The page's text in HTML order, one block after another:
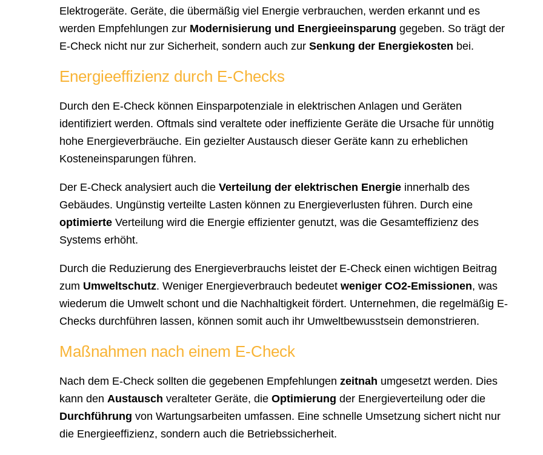
Elektrogeräte. Geräte, die übermäßig viel Energie verbrauchen, werden erkannt und es
werden Empfehlungen zur Modernisierung und Energieeinsparung gegeben. So trägt der
E-Check nicht nur zur Sicherheit, sondern auch zur Senkung der Energiekosten bei.
Energieeffizienz durch E-Checks
Durch den E-Check können Einsparpotenziale in elektrischen Anlagen und Geräten
identifiziert werden. Oftmals sind veraltete oder ineffiziente Geräte die Ursache für unnötig
hohe Energieverbräuche. Ein gezielter Austausch dieser Geräte kann zu erheblichen
Kosteneinsparungen führen.
Der E-Check analysiert auch die Verteilung der elektrischen Energie innerhalb des
Gebäudes. Ungünstig verteilte Lasten können zu Energieverlusten führen. Durch eine
optimierte Verteilung wird die Energie effizienter genutzt, was die Gesamteffizienz des
Systems erhöht.
Durch die Reduzierung des Energieverbrauchs leistet der E-Check einen wichtigen Beitrag
zum Umweltschutz. Weniger Energieverbrauch bedeutet weniger CO2-Emissionen, was
wiederum die Umwelt schont und die Nachhaltigkeit fördert. Unternehmen, die regelmäßig E-
Checks durchführen lassen, können somit auch ihr Umweltbewusstsein demonstrieren.
Maßnahmen nach einem E-Check
Nach dem E-Check sollten die gegebenen Empfehlungen zeitnah umgesetzt werden. Dies
kann den Austausch veralteter Geräte, die Optimierung der Energieverteilung oder die
Durchführung von Wartungsarbeiten umfassen. Eine schnelle Umsetzung sichert nicht nur
die Energieeffizienz, sondern auch die Betriebssicherheit.